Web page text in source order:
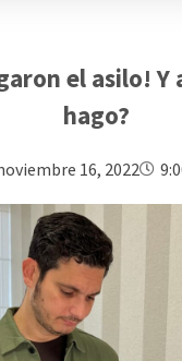
el asilo! Y
hago?
16, 2022